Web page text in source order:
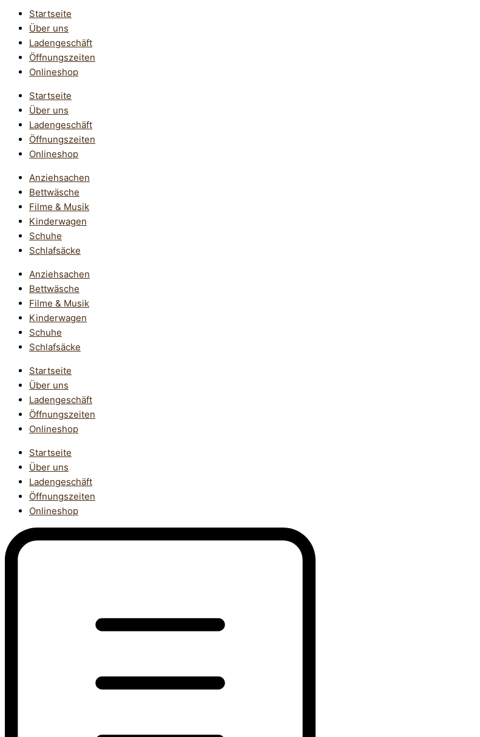
Startseite
Über uns
Ladengeschäft
Öffnungszeiten
Onlineshop
Startseite
Über uns
Ladengeschäft
Öffnungszeiten
Onlineshop
Anziehsachen
Bettwäsche
Filme & Musik
Kinderwagen
Schuhe
Schlafsäcke
Anziehsachen
Bettwäsche
Filme & Musik
Kinderwagen
Schuhe
Schlafsäcke
Startseite
Über uns
Ladengeschäft
Öffnungszeiten
Onlineshop
Startseite
Über uns
Ladengeschäft
Öffnungszeiten
Onlineshop